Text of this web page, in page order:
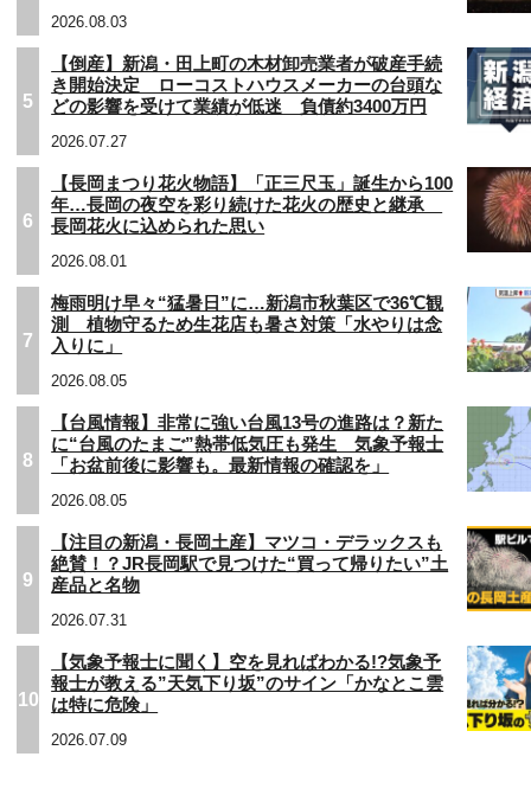
2026.08.03
5
【倒産】新潟・田上町の木材卸売業者が破産手続
き開始決定 ローコストハウスメーカーの台頭な
どの影響を受けて業績が低迷 負債約3400万円
2026.07.27
6
【長岡まつり花火物語】「正三尺玉」誕生から100
年…長岡の夜空を彩り続けた花火の歴史と継承
長岡花火に込められた思い
2026.08.01
7
梅雨明け早々“猛暑日”に…新潟市秋葉区で36℃観
測 植物守るため生花店も暑さ対策「水やりは念
入りに」
2026.08.05
8
【台風情報】非常に強い台風13号の進路は？新た
に“台風のたまご”熱帯低気圧も発生 気象予報士
「お盆前後に影響も。最新情報の確認を」
2026.08.05
9
【注目の新潟・長岡土産】マツコ・デラックスも
絶賛！？JR長岡駅で見つけた“買って帰りたい”土
産品と名物
2026.07.31
10
【気象予報士に聞く】空を見ればわかる!?気象予
報士が教える”天気下り坂”のサイン「かなとこ雲
は特に危険」
2026.07.09